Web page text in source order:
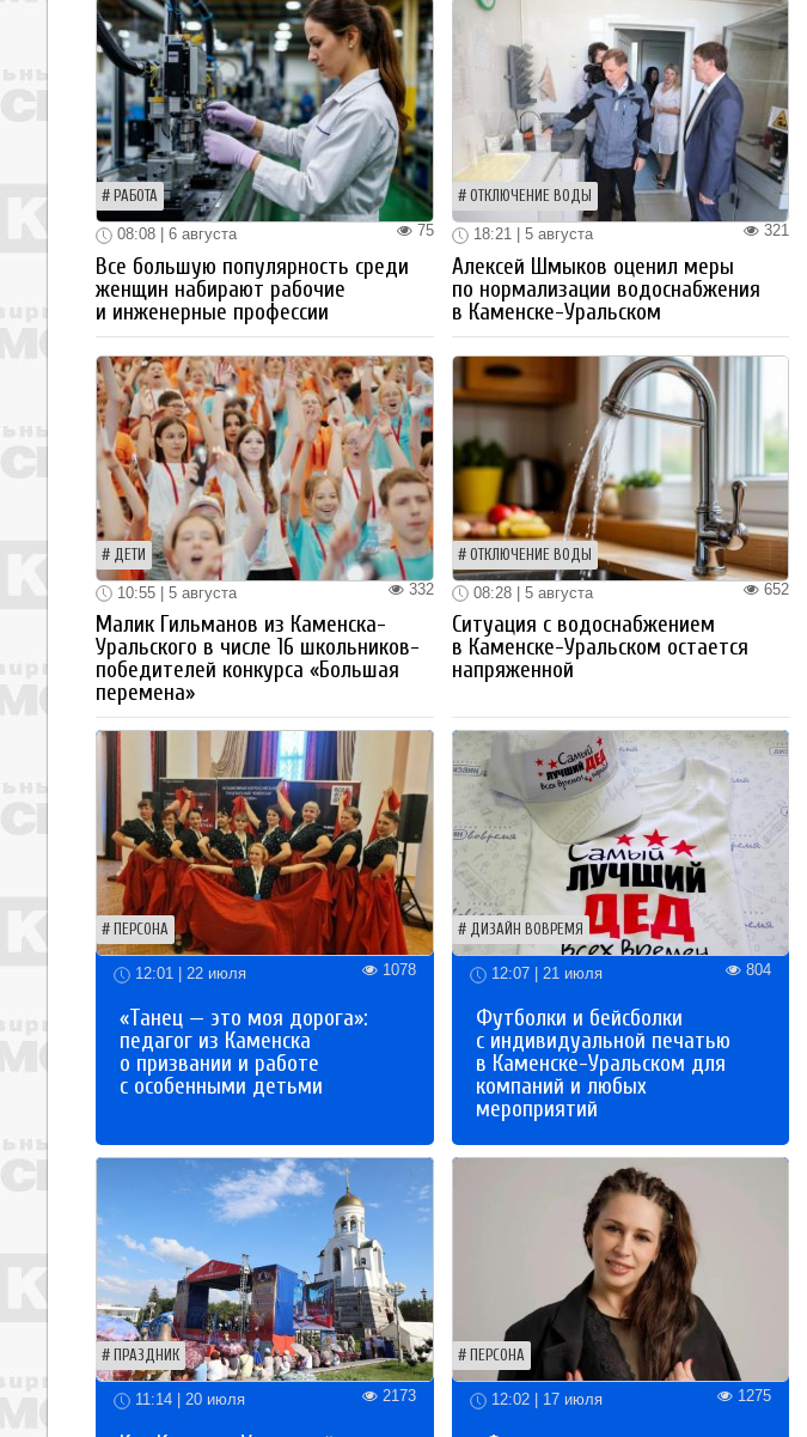
РАБОТА
75
08:08 | 6 августа
Все большую популярность среди
женщин набирают рабочие
и инженерные профессии
ОТКЛЮЧЕНИЕ ВОДЫ
321
18:21 | 5 августа
Алексей Шмыков оценил меры
по нормализации водоснабжения
в Каменске-Уральском
ДЕТИ
332
10:55 | 5 августа
Малик Гильманов из Каменска-
Уральского в числе 16 школьников-
победителей конкурса «Большая
перемена»
ОТКЛЮЧЕНИЕ ВОДЫ
652
08:28 | 5 августа
Ситуация с водоснабжением
в Каменске-Уральском остается
напряженной
ПЕРСОНА
12:01 | 22 июля 1078
«Танец — это моя дорога»:
педагог из Каменска
о призвании и работе
с особенными детьми
ДИЗАЙН ВОВРЕМЯ
12:07 | 21 июля 804
Футболки и бейсболки
с индивидуальной печатью
в Каменске-Уральском для
компаний и любых
мероприятий
ПРАЗДНИК
11:14 | 20 июля 2173
ПЕРСОНА
12:02 | 17 июля 1275